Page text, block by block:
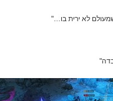
לא ירית בו…"